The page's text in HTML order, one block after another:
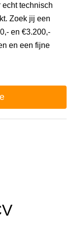
technisch
Zoek jij een
en €3.200,-
en een fijne